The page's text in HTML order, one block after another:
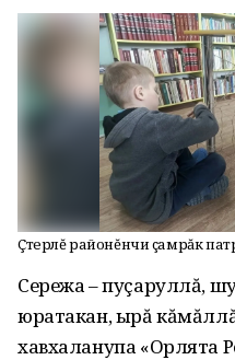
Çтерлĕ районĕнчи çамрăк
Сережа – пуçаруллă,
юратакан, ырă
хавхаланупа «Орлята